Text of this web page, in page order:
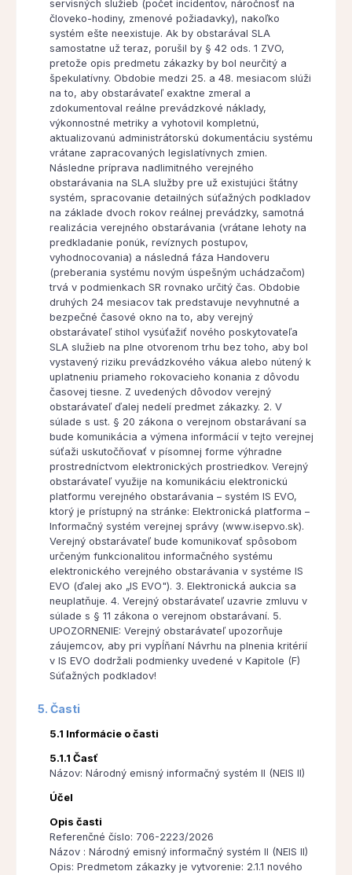
servisných služieb (počet incidentov, náročnosť na
človeko-hodiny, zmenové požiadavky), nakoľko
systém ešte neexistuje. Ak by obstarával SLA
samostatne už teraz, porušil by § 42 ods. 1 ZVO,
pretože opis predmetu zákazky by bol neurčitý a
špekulatívny. Obdobie medzi 25. a 48. mesiacom slúži
na to, aby obstarávateľ exaktne zmeral a
zdokumentoval reálne prevádzkové náklady,
výkonnostné metriky a vyhotovil kompletnú,
aktualizovanú administrátorskú dokumentáciu systému
vrátane zapracovaných legislatívnych zmien.
Následne príprava nadlimitného verejného
obstarávania na SLA služby pre už existujúci štátny
systém, spracovanie detailných súťažných podkladov
na základe dvoch rokov reálnej prevádzky, samotná
realizácia verejného obstarávania (vrátane lehoty na
predkladanie ponúk, revíznych postupov,
vyhodnocovania) a následná fáza Handoveru
(preberania systému novým úspešným uchádzačom)
trvá v podmienkach SR rovnako určitý čas. Obdobie
druhých 24 mesiacov tak predstavuje nevyhnutné a
bezpečné časové okno na to, aby verejný
obstarávateľ stihol vysúťažiť nového poskytovateľa
SLA služieb na plne otvorenom trhu bez toho, aby bol
vystavený riziku prevádzkového vákua alebo nútený k
uplatneniu priameho rokovacieho konania z dôvodu
časovej tiesne. Z uvedených dôvodov verejný
obstarávateľ ďalej nedelí predmet zákazky. 2. V
súlade s ust. § 20 zákona o verejnom obstarávaní sa
bude komunikácia a výmena informácií v tejto verejnej
súťaži uskutočňovať v písomnej forme výhradne
prostredníctvom elektronických prostriedkov. Verejný
obstarávateľ využije na komunikáciu elektronickú
platformu verejného obstarávania – systém IS EVO,
ktorý je prístupný na stránke: Elektronická platforma –
Informačný systém verejnej správy (www.isepvo.sk).
Verejný obstarávateľ bude komunikovať spôsobom
určeným funkcionalitou informačného systému
elektronického verejného obstarávania v systéme IS
EVO (ďalej ako „IS EVO"). 3. Elektronická aukcia sa
neuplatňuje. 4. Verejný obstarávateľ uzavrie zmluvu v
súlade s § 11 zákona o verejnom obstarávaní. 5.
UPOZORNENIE: Verejný obstarávateľ upozorňuje
záujemcov, aby pri vypĺňaní Návrhu na plnenia kritérií
v IS EVO dodržali podmienky uvedené v Kapitole (F)
Súťažných podkladov!
5. Časti
5.1 Informácie o časti
5.1.1 Časť
Názov: Národný emisný informačný systém II (NEIS II)
Účel
Opis časti
Referenčné číslo: 706-2223/2026
Názov : Národný emisný informačný systém II (NEIS II)
Opis: Predmetom zákazky je vytvorenie: 2.1.1 nového